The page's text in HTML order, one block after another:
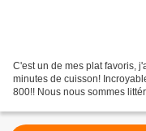
C'est un de mes plat favoris,
minutes de cuisson!
800!! Nous nous sommes